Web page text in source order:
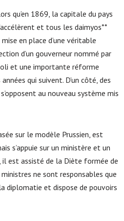
qu’en 1869, la capitale du pays
et tous les daimyos**
en place d’une véritable
d’un gouverneur nommé par
et une importante réforme
qui suivent. D’un côté, des
au nouveau système mis
sur le modèle Prussien, est
s’appuie sur un ministère et un
est assisté de la Diète formée de
ne sont responsables que
diplomatie et dispose de pouvoirs